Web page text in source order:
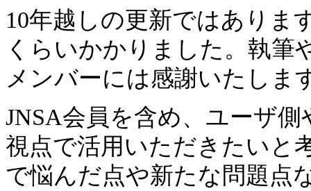
10年越しの更新ではありま
くらいかかりました。執筆
メンバーには感謝いたしま
JNSA会員を含め、ユーザ
視点で活用いただきたいと
で悩んだ点や新たな問題点